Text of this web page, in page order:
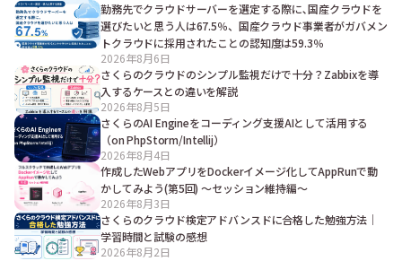
勤務先でクラウドサーバーを選定する際に､国産クラウドを
選びたいと思う人は67.5％、国産クラウド事業者がガバメン
トクラウドに採用されたことの認知度は59.3％
2026年8月6日
さくらのクラウドのシンプル監視だけで十分？Zabbixを導
入するケースとの違いを解説
2026年8月5日
さくらのAI Engineをコーディング支援AIとして活用する
（on PhpStorm/Intellij）
2026年8月4日
作成したWebアプリをDockerイメージ化してAppRunで動
かしてみよう(第5回) ～セッション維持編～
2026年8月3日
さくらのクラウド検定アドバンスドに合格した勉強方法｜
学習時間と試験の感想
2026年8月2日